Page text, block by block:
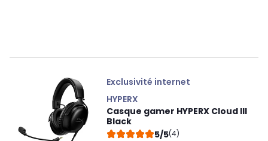
Exclusivité internet
HYPERX
Casque gamer HYPERX Cloud III
Black
5/5(4)